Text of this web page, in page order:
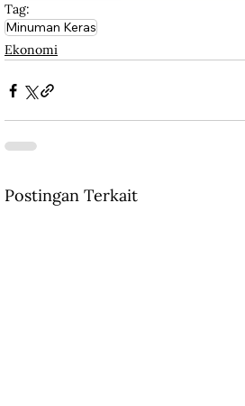
Tag:
Minuman Keras
Ekonomi
Postingan Terkait